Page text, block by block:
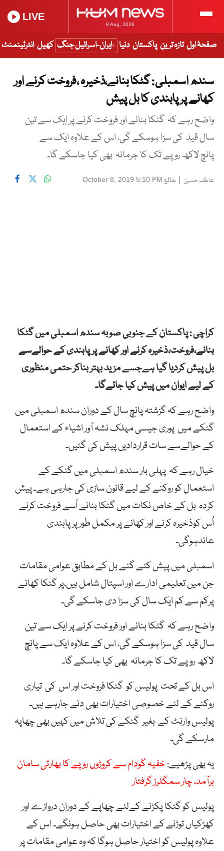
8 Aug, 2026
LIVE
صفحۂ اول تازہ ترین پاکستان دنیا ایران-اسرائیل جنگ کھیل انٹرٹینمنٹ
سندھ اسمبلی : گٹکا بنانے،ذخیرہ ،فروخت کرنے اور
کھانے پر پابندی کا بل پیش
واضح رہے کہ گٹکا بنانے اور فروخت کرنے پر ایک سے تین
سال قید کی سزا ہوسکے گی، اس کے علاوہ ایک سے
پانچ لاکھ روپے تک کا جرمانہ بھی کیا جاسکے گا۔
عاطف حسین | شائع October 8, 2019 5:10 PM
کراچی : پاکستان کے جنوبی صوبہ سندھ اسمبلی میں گٹکا
بنانے،فروخت،ذخیرہ کرنے اور کھانے پر پابندی کے حوالےسے
بل پیش کردیا گیا ہےجسے مزید بہتر بناکر حتمی منظوری
کے لیے ایوان میں پیش کیا جائےگا۔
واضح رہے کہ گزشتہ پانچ سال کے دوران سندھ اسمبلی میں
گٹکے میں پوری جیسی مہلک نشہ آور اشیاء کے استعمال
کے حوالےسے سات قراردادیں پیش کی گئیں۔
خیال رہے کہ پہلی بار سندھ اسمبلی میں گٹکے کے
استعمال کو روکنے کے لیے قانون سازی کی جارہی ہے۔ پیش
کردہ بل کے خاص نکات میں گٹکا بنانے اُسے فروخت کرنے
اُس کوذخیرہ کرنے اور کھانے پر مکمل طور پرپابندی
عائدہوگی۔
اسمبلی میں پیش کئے گئے بل کے مطابق عوامی مقامات
جن میں تعلیمی ادارے اور اسپتال شامل ہیں،پر گٹکا کھانے
پرکم سے کم ایک سال کی سزا دی جاسکے گی۔
واضح رہے کہ گٹکا بنانے اور فروخت کرنے پر ایک سے تین
سال قید کی سزا ہوسکے گی، اس کے علاوہ ایک سے پانچ
لاکھ روپے تک کا جرمانہ بھی کیا جاسکے گا۔
اس بل کے تحت پولیس کو گٹکا فروخت اور اس کی تیاری
روکنے کے لئے خصوصی اختیارات بھی دئے جارہے ہیں۔
پولیس وارنٹ کے بغیر گٹکے کی تلاش میں کہیں بھی چھاپہ
مارسکے گی۔
یہ بھی پڑھیے:خفیہ گودام سے کروڑوں روپے کا بھارتی سامان
برآمد، چار سمگلرز گرفتار
پولیس کو گٹکا پکڑنے کےلئے چھاپے کے دوران دروازے اور
کھڑکیاں توڑنے کے اختیارات بھی حاصل ہونگے۔ اس کے
علاوہ پولیس کو اختیار حاصل ہوگا کہ وہ عوامی مقامات پر